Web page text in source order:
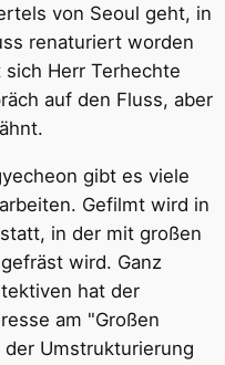
von Seoul geht, in
renaturiert worden
Herr Terhechte
auf den Fluss, aber
gibt es viele
Gefilmt wird in
in der mit großen
wird. Ganz
hat der
am "Großen
der Umstrukturierung